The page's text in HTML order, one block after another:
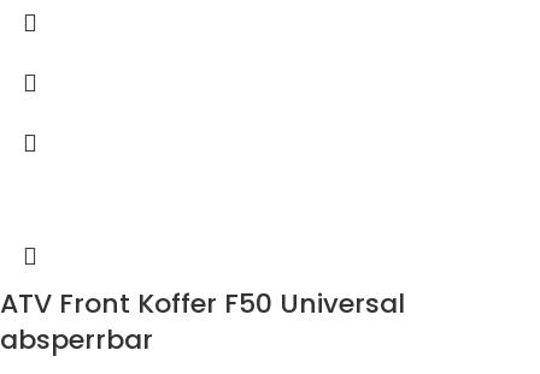
ATV Front Koffer F50 Universal
absperrbar